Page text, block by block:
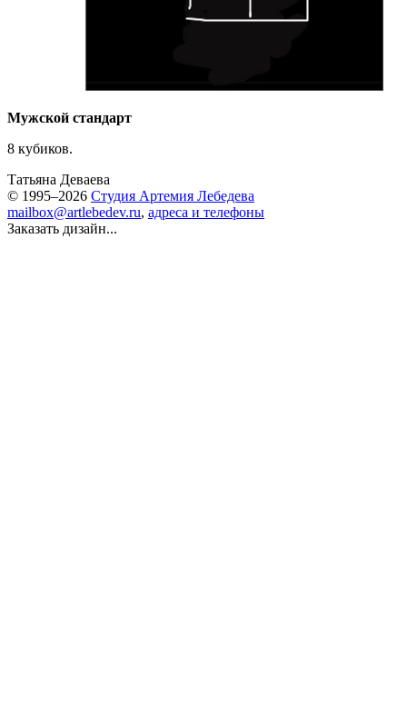
Мужской стандарт
8 кубиков.
Татьяна Деваева
© 1995–2026 Студия Артемия Лебедева
mailbox@artlebedev.ru, адреса и телефоны
Заказать дизайн...